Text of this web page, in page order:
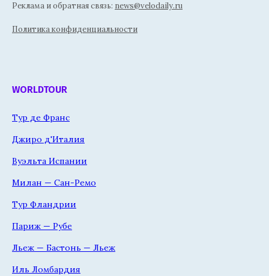
Реклама и обратная связь: news@velodaily.ru
Политика конфиденциальности
WORLDTOUR
Тур де Франс
Джиро д'Италия
Вуэльта Испании
Милан — Сан-Ремо
Тур Фландрии
Париж — Рубе
Льеж — Бастонь — Льеж
Иль Ломбардия